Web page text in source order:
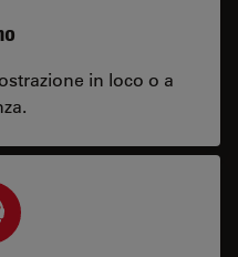
in loco o a